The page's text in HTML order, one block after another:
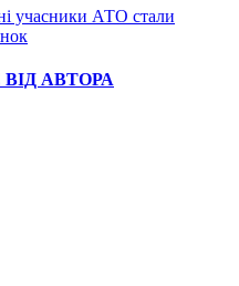
учасники АТО стали
АВТОРА